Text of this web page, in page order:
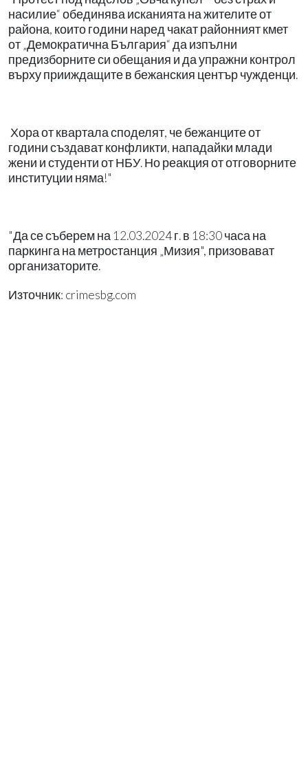
насилие“ обединява исканията на жителите от
района, които години наред чакат районният кмет
от „Демократична България“ да изпълни
предизборните си обещания и да упражни контрол
върху прииждащите в бежанския център чужденци.
Хора от квартала споделят, че бежанците от
години създават конфликти, нападайки млади
жени и студенти от НБУ. Но реакция от отговорните
институции няма!"
​​​​​​"Да се съберем на 12.03.2024 г. в 18:30 часа на
паркинга на метростанция „Мизия", призовават
организаторите.
Източник: crimesbg.com